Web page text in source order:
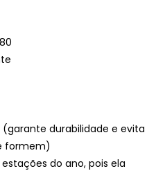
durabilidade e evita
formem)
do ano, pois ela